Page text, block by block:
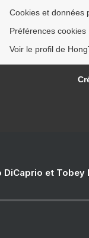
Cookies et données
Préférences cookies
Voir le profil de
DiCaprio et